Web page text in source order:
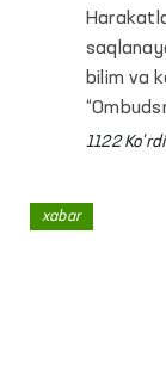
bilim va
tadbirlar
1122 Ko'rdi
xabar